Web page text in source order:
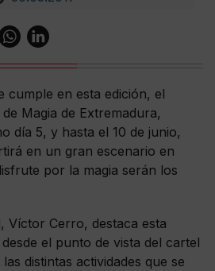
cumple en esta edición, el
Magia de Extremadura,
día 5, y hasta el 10 de junio,
en un gran escenario en
por la magia serán los
Víctor Cerro, destaca esta
el punto de vista del cartel
distintas actividades que se